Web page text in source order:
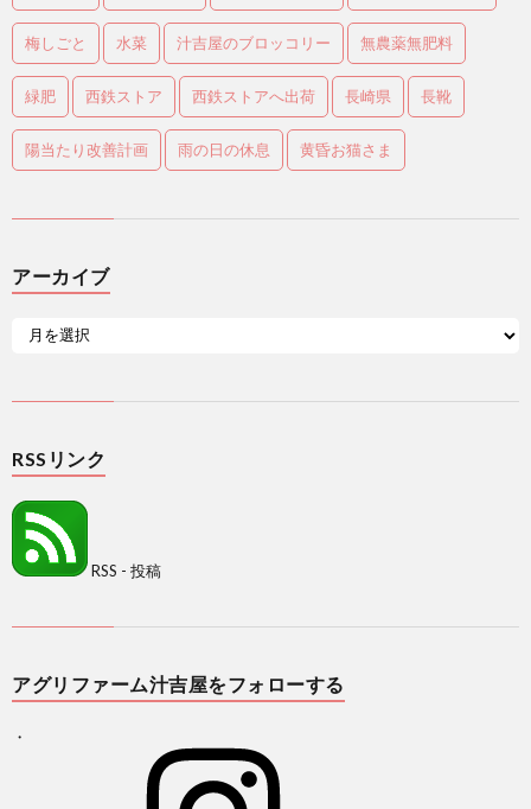
梅しごと 水菜 汁吉屋のブロッコリー 無農薬無肥料
緑肥 西鉄ストア 西鉄ストアへ出荷 長崎県 長靴
陽当たり改善計画 雨の日の休息 黄昏お猫さま
アーカイブ
RSSリンク
RSS - 投稿
アグリファーム汁吉屋をフォローする